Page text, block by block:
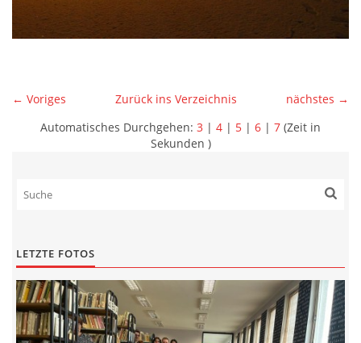
← Voriges nächstes →
Zurück ins Verzeichnis
Automatisches Durchgehen: 3 | 4 | 5 | 6 | 7 (Zeit in
Sekunden )
LETZTE FOTOS